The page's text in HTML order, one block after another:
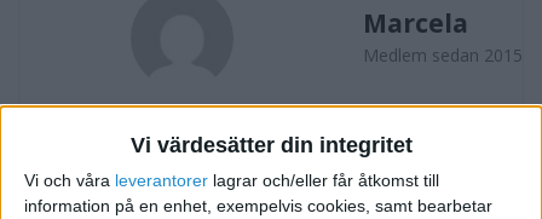
Vi värdesätter din integritet
Vi och våra leverantorer lagrar och/eller får åtkomst till
information på en enhet, exempelvis cookies, samt bearbetar
Marcela
Medlem sedan 2015
Följ Skicka meddelande
FORUMAKTIVITET